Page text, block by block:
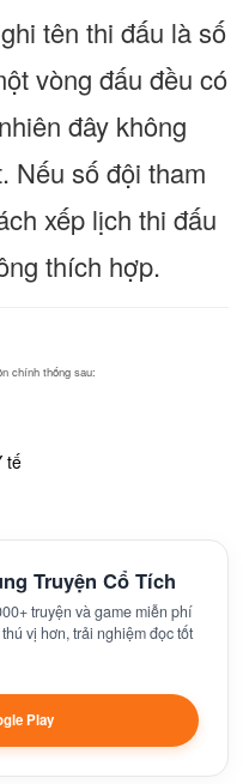
tên thi đấu là số
vòng đấu đều có
đây không
Nếu số đội tham
xếp lịch thi đấu
thích hợp.
chính thống sau:
tế
Truyện Cổ Tích
truyện và game miễn phí
vị hơn, trải nghiệm đọc tốt
Play